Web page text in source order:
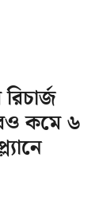
কমে ৬